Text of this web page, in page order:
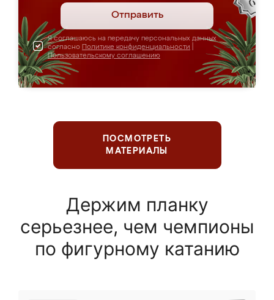
Отправить
Я соглашаюсь на передачу персональных данных
согласно Политике конфиденциальности
Пользовательскому соглашению
ПОСМОТРЕТЬ
МАТЕРИАЛЫ
Держим планку
серьезнее, чем чемпионы
по фигурному катанию